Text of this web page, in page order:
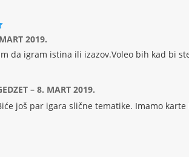
2019.
da igram istina ili izazov.Voleo bih kad bi
– 8. MART 2019.
još par igara slične tematike. Imamo